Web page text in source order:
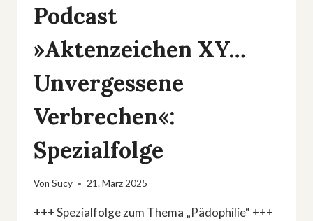
Podcast
»Aktenzeichen XY…
Unvergessene
Verbrechen«:
Spezialfolge
Von Sucy 21. März 2025
+++ Spezialfolge zum Thema „Pädophilie“ +++